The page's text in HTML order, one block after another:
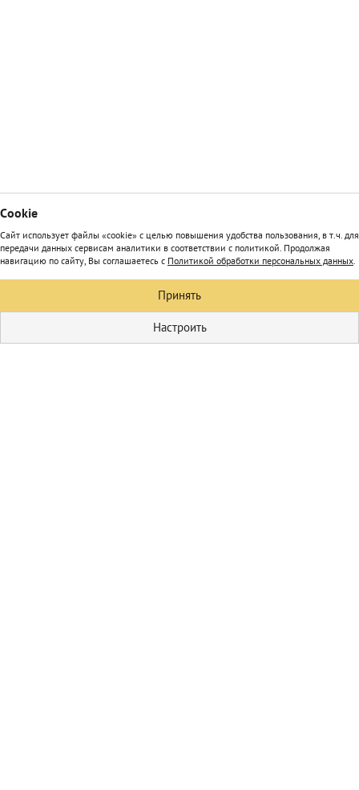
Сookie
Сайт использует файлы «cookie» с целью повышения удобства пользования, в т.ч. для
передачи данных сервисам аналитики в соответствии с политикой. Продолжая
навигацию по сайту, Вы соглашаетесь с Политикой обработки персональных данных.
Принять
Настроить